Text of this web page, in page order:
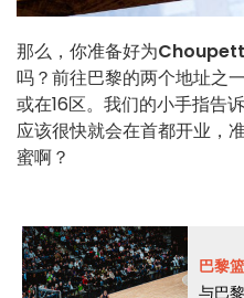
那么，你准备好为
吗？前往巴黎的两个地址之
或在16区。我们的小手指告
应该很快就会在首都开业，
蜜啊？